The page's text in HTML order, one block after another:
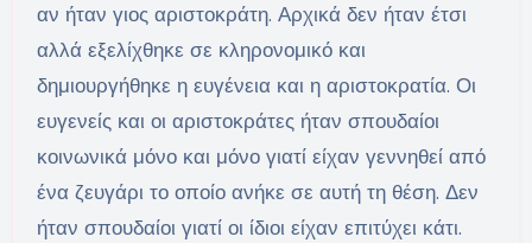
αν ήταν γιος αριστοκράτη. Αρχικά δεν ήταν έτσι
αλλά εξελίχθηκε σε κληρονομικό και
δημιουργήθηκε η ευγένεια και η αριστοκρατία. Οι
ευγενείς και οι αριστοκράτες ήταν σπουδαίοι
κοινωνικά μόνο και μόνο γιατί είχαν γεννηθεί από
ένα ζευγάρι το οποίο ανήκε σε αυτή τη θέση. Δεν
ήταν σπουδαίοι γιατί οι ίδιοι είχαν επιτύχει κάτι.